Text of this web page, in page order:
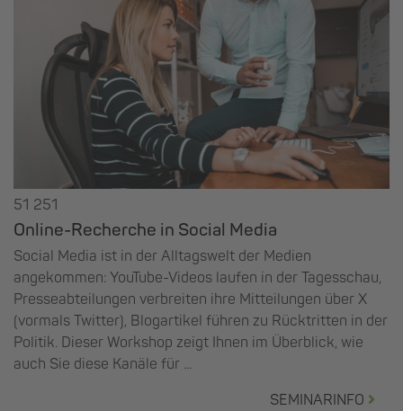
51 251
Online-Recherche in Social Media
Social Media ist in der Alltagswelt der Medien
angekommen: YouTube-Videos laufen in der Tagesschau,
Presseabteilungen verbreiten ihre Mitteilungen über X
(vormals Twitter), Blogartikel führen zu Rücktritten in der
Politik. Dieser Workshop zeigt Ihnen im Überblick, wie
auch Sie diese Kanäle für ...
SEMINARINFO